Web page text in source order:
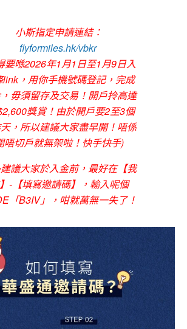
小斯指定申請連結：
flyformiles.hk/vbkr
要喺2026年1月1日至1月9日入
link，用你手機號碼登記，完成
毋須留存及交易！開戶拎高達
獎賞！由於開戶要2至3個
，所以建議大家盡早開！唔係
唔切戶就無架啦！快手快手)
議大家於入金前，最好在【我
-【填寫邀請碼】，輸入呢個
「B3IV」，咁就萬無一失了！